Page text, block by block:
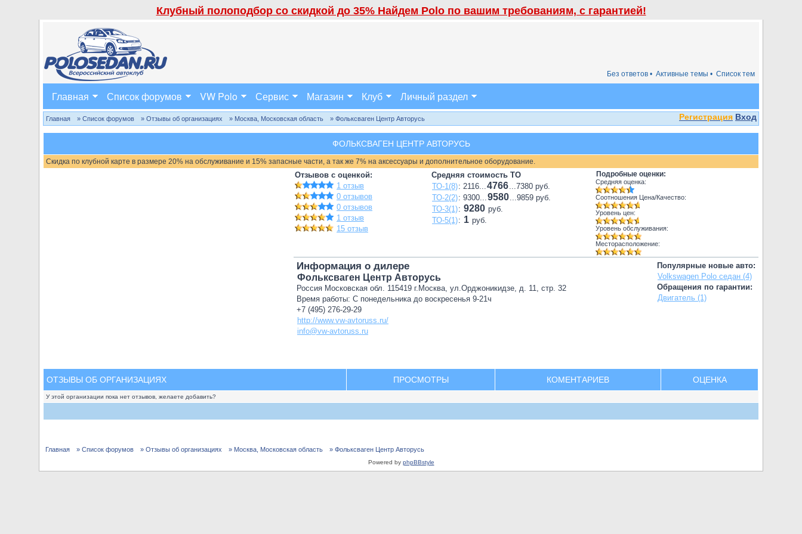
Клубный полоподбор со скидкой до 35% Найдем Polo по вашим требованиям, с гарантией!
Список тем
Активные темы •
Без ответов •
Главная Список форумов VW Polo Сервис Магазин Клуб Личный раздел
Регистрация Вход
Главная » Список форумов » Отзывы об организациях » Москва, Московская область » Фольксваген Центр Авторусь
ФОЛЬКСВАГЕН ЦЕНТР АВТОРУСЬ
Скидка по клубной карте в размере 20% на обслуживание и 15% запасные части, а так же 7% на аксессуары и дополнительное оборудование.
Отзывов с оценкой:
1 отзыв
0 отзывов
0 отзывов
1 отзыв
15 отзыв
Средняя стоимость ТО
ТО-1(8): 2116...4766...7380 руб.
ТО-2(2): 9300...9580...9859 руб.
ТО-3(1): 9280 руб.
ТО-5(1): 1 руб.
Подробные оценки:
Средняя оценка:
Соотношения Цена/Качество:
Уровень цен:
Уровень обслуживания:
Месторасположение:
Популярные новые авто:
Volkswagen Polo седан (4)
Обращения по гарантии:
Двигатель (1)
Информация о дилере
Фольксваген Центр Авторусь
Россия Московская обл. 115419 г.Москва, ул.Орджоникидзе, д. 11, стр. 32
Время работы: С понедельника до воскресенья 9-21ч
+7 (495) 276-29-29
http://www.vw-avtoruss.ru/
info@vw-avtoruss.ru
ОТЗЫВЫ ОБ ОРГАНИЗАЦИЯХ ПРОСМОТРЫ КОМЕНТАРИЕВ ОЦЕНКА
У этой организации пока нет отзывов, желаете добавить?
Главная » Список форумов » Отзывы об организациях » Москва, Московская область » Фольксваген Центр Авторусь
Powered by phpBBstyle